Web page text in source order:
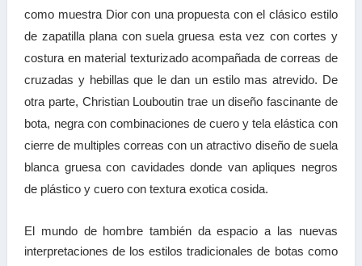
como muestra Dior con una propuesta con el clásico estilo
de zapatilla plana con suela gruesa esta vez con cortes y
costura en material texturizado acompañada de correas de
cruzadas y hebillas que le dan un estilo mas atrevido. De
otra parte, Christian Louboutin trae un diseño fascinante de
bota, negra con combinaciones de cuero y tela elástica con
cierre de multiples correas con un atractivo diseño de suela
blanca gruesa con cavidades donde van apliques negros
de plástico y cuero con textura exotica cosida.
El mundo de hombre también da espacio a las nuevas
interpretaciones de los estilos tradicionales de botas como